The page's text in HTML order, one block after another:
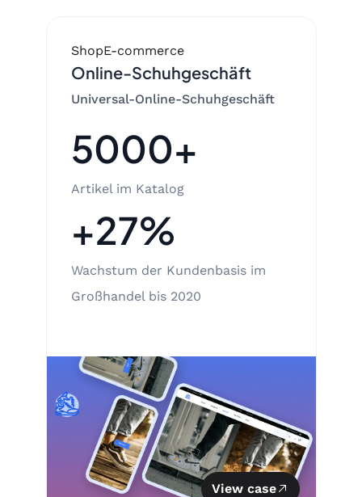
ShopE-commerce
Online-Schuhgeschäft
Universal-Online-Schuhgeschäft
5000+
Artikel im Katalog
+27%
Wachstum der Kundenbasis im
Großhandel bis 2020
View case